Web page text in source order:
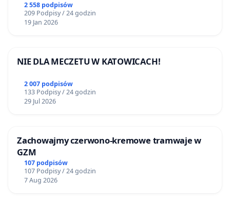
2 558 podpisów
209 Podpisy / 24 godzin
19 Jan 2026
NIE DLA MECZETU W KATOWICACH!
2 007 podpisów
133 Podpisy / 24 godzin
29 Jul 2026
Zachowajmy czerwono-kremowe tramwaje w
GZM
107 podpisów
107 Podpisy / 24 godzin
7 Aug 2026